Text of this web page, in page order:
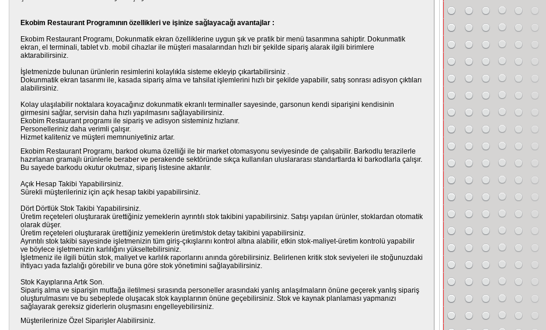
Ekobim Restaurant Programının özellikleri ve işinize sağlayacağı avantajlar :
Ekobim Restaurant Programı, Dokunmatik ekran özelliklerine uygun şık ve pratik bir menü tasarımına sahiptir. Dokunmatik
ekran, el terminali, tablet v.b. mobil cihazlar ile müşteri masalarından hızlı bir şekilde sipariş alarak ilgili birimlere
aktarabilirsiniz.
İşletmenizde bulunan ürünlerin resimlerini kolaylıkla sisteme ekleyip çıkartabilirsiniz .
Dokunmatik ekran tasarımı ile, kasada sipariş alma ve tahsilat işlemlerini hızlı bir şekilde yapabilir, satış sonrası adisyon çıktıları
alabilirsiniz.
Kolay ulaşılabilir noktalara koyacağınız dokunmatik ekranlı terminaller sayesinde, garsonun kendi siparişini kendisinin
girmesini sağlar, servisin daha hızlı yapılmasını sağlayabilirsiniz.
Ekobim Restaurant programı ile sipariş ve adisyon sisteminiz hızlanır.
Personelleriniz daha verimli çalışır.
Hizmet kaliteniz ve müşteri memnuniyetiniz artar.
Ekobim Restaurant Programı, barkod okuma özelliği ile bir market otomasyonu seviyesinde de çalışabilir. Barkodlu terazilerle
hazırlanan gramajlı ürünlerle beraber ve perakende sektöründe sıkça kullanılan uluslararası standartlarda ki barkodlarla çalışır.
Bu sayede barkodu okutur okutmaz, sipariş listesine aktarılır.
Açık Hesap Takibi Yapabilirsiniz.
Sürekli müşterileriniz için açık hesap takibi yapabilirsiniz.
Dört Dörtlük Stok Takibi Yapabilirsiniz.
Üretim reçeteleri oluşturarak ürettiğiniz yemeklerin ayrıntılı stok takibini yapabilirsiniz. Satışı yapılan ürünler, stoklardan otomatik
olarak düşer.
Üretim reçeteleri oluşturarak ürettiğiniz yemeklerin üretim/stok detay takibini yapabilirsiniz.
Ayrıntılı stok takibi sayesinde işletmenizin tüm giriş-çıkışlarını kontrol altına alabilir, etkin stok-maliyet-üretim kontrolü yapabilir
ve böylece işletmenizin karlılığını yükseltebilirsiniz.
İşletmeniz ile ilgili bütün stok, maliyet ve karlılık raporlarını anında görebilirsiniz. Belirlenen kritik stok seviyeleri ile stoğunuzdaki
ihtiyacı yada fazlalığı görebilir ve buna göre stok yönetimini sağlayabilirsiniz.
Stok Kayıplarına Artık Son.
Sipariş alma ve siparişin mutfağa iletilmesi sırasında personeller arasındaki yanlış anlaşılmaların önüne geçerek yanlış sipariş
oluşturulmasını ve bu sebeplede oluşacak stok kayıplarının önüne geçebilirsiniz. Stok ve kaynak planlaması yapmanızı
sağlayarak gereksiz giderlerin oluşmasını engelleyebilirsiniz.
Müşterilerinize Özel Siparişler Alabilirsiniz.